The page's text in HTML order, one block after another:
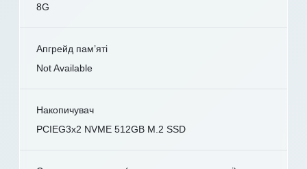
8G
Апгрейд пам’яті
Not Available
Накопичувач
PCIEG3x2 NVME 512GB M.2 SSD